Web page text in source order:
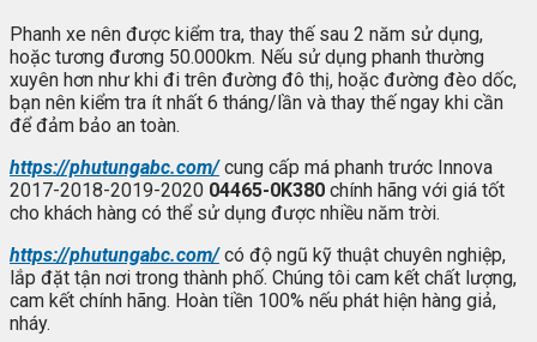
Phanh xe nên được kiểm tra, thay thế sau 2 năm sử dụng,
hoặc tương đương 50.000km. Nếu sử dụng phanh thường
xuyên hơn như khi đi trên đường đô thị, hoặc đường đèo dốc,
bạn nên kiểm tra ít nhất 6 tháng/lần và thay thế ngay khi cần
để đảm bảo an toàn.
https://phutungabc.com/cung cấp má phanh trước Innova
2017-2018-2019-2020 04465-0K380 chính hãng với giá tốt
cho khách hàng có thể sử dụng được nhiều năm trời.
https://phutungabc.com/có độ ngũ kỹ thuật chuyên nghiệp,
lắp đặt tận nơi trong thành phố. Chúng tôi cam kết chất lượng,
cam kết chính hãng. Hoàn tiền 100% nếu phát hiện hàng giả,
nháy.